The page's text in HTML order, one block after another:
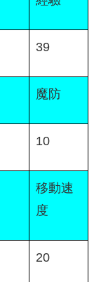
39
魔防
10
移動速
度
20